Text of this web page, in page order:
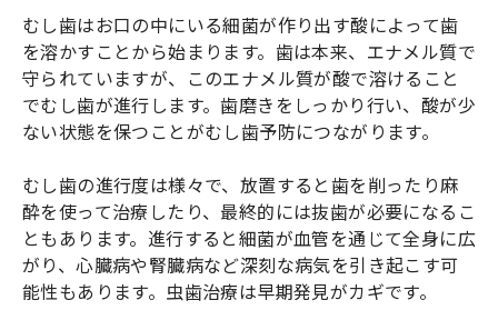
むし歯はお口の中にいる細菌が作り出す酸によって歯
を溶かすことから始まります。歯は本来、エナメル質で
守られていますが、このエナメル質が酸で溶けること
でむし歯が進行します。歯磨きをしっかり行い、酸が少
ない状態を保つことがむし歯予防につながります。
むし歯の進行度は様々で、放置すると歯を削ったり麻
酔を使って治療したり、最終的には抜歯が必要になるこ
ともあります。進行すると細菌が血管を通じて全身に広
がり、心臓病や腎臓病など深刻な病気を引き起こす可
能性もあります。虫歯治療は早期発見がカギです。